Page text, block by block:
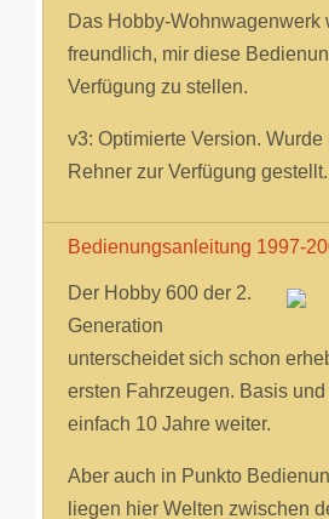
Das Hobby-Wohnwagenwerk
freundlich, mir diese
Verfügung zu stellen.
v3: Optimierte Version. Wurde
Rehner zur Verfügung
Bedienungsanleitung 1997-
Der Hobby 600 der 2.
Generation
unterscheidet sich schon
ersten Fahrzeugen. Basis und
einfach 10 Jahre weiter.
Aber auch in Punkto
liegen hier Welten zwischen